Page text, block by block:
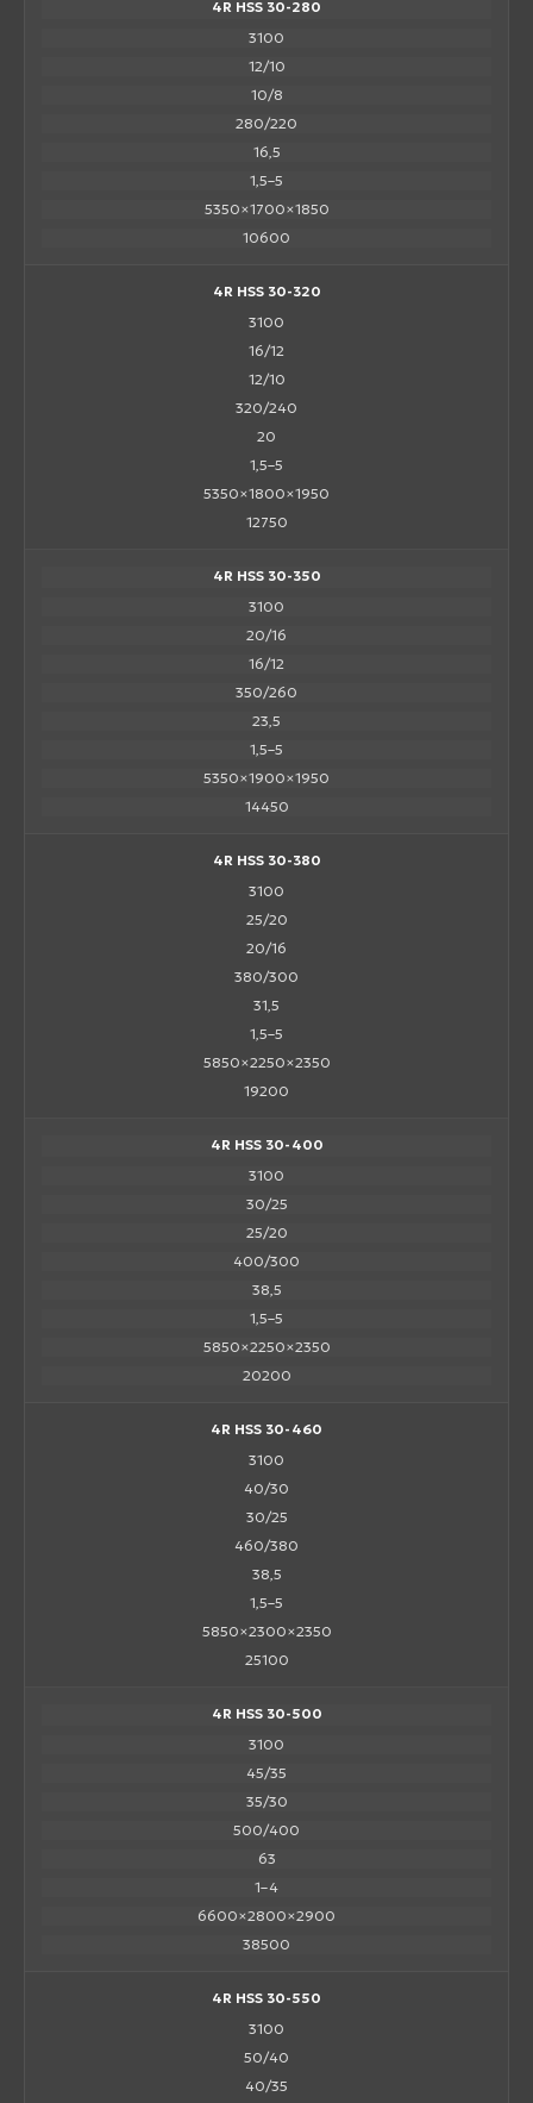
4R HSS 30-280
3100
12/10
10/8
280/220
16,5
1,5–5
5350×1700×1850
10600
4R HSS 30-320
3100
16/12
12/10
320/240
20
1,5–5
5350×1800×1950
12750
4R HSS 30-350
3100
20/16
16/12
350/260
23,5
1,5–5
5350×1900×1950
14450
4R HSS 30-380
3100
25/20
20/16
380/300
31,5
1,5–5
5850×2250×2350
19200
4R HSS 30-400
3100
30/25
25/20
400/300
38,5
1,5–5
5850×2250×2350
20200
4R HSS 30-460
3100
40/30
30/25
460/380
38,5
1,5–5
5850×2300×2350
25100
4R HSS 30-500
3100
45/35
35/30
500/400
63
1–4
6600×2800×2900
38500
4R HSS 30-550
3100
50/40
40/35